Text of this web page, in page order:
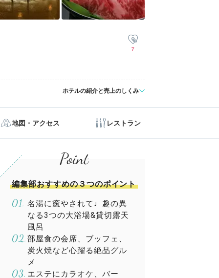
7
ホテルの紹介と売上のしくみ
地図・アクセス レストラン
編集部おすすめの３つのポイント
名湯に癒やされて♩趣の異
なる3つの大浴場&貸切露天
風呂
部屋食の会席、ブッフェ、
炭火焼など心躍る絶品グル
メ
エステにカラオケ、バー